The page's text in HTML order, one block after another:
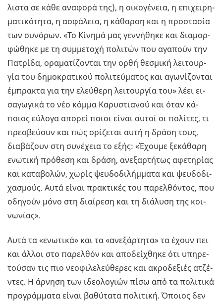
λι­στα σε κάθε ανα­φο­ρά της), η οι­κο­γέ­νεια, η επι­χει­ρη­
μα­τι­κό­τη­τα, η ασφά­λεια, η κά­θαρ­ση και η προ­στα­σία
των συ­νό­ρων. «Το Κί­νη­μά μας γεν­νή­θη­κε και δια­μορ­
φώ­θη­κε με τη συμ­με­το­χή πο­λι­τών που αγα­πούν την
Πα­τρί­δα, ορα­μα­τί­ζο­νται την ορθή θε­σμι­κή λει­τουρ­
γία του δη­μο­κρα­τι­κού πο­λι­τεύ­μα­τος και αγω­νί­ζο­νται
έμπρα­κτα για την ελεύ­θε­ρη λει­τουρ­γία του» λέει ει­
σα­γω­γι­κά το νέο κόμμα Κα­ρυ­στια­νού και όταν κά­
ποιος εύ­λο­γα απο­ρεί ποιοι είναι αυτοί οι πο­λί­τες, τι
πρε­σβεύ­ουν και πώς ορί­ζε­ται αυτή η δράση τους,
δια­βά­ζουν στη συ­νέ­χεια το εξής: «Έχου­με ξε­κά­θα­ρη
ενω­τι­κή πρό­θε­ση και δράση, ανε­ξαρ­τή­τως αφε­τη­ρί­ας
και κα­τα­βο­λών, χωρίς ψευ­δο­δι­λήμ­μα­τα και ψευ­δο­δι­
χα­σμούς. Αυτά είναι πρα­κτι­κές του πα­ρελ­θό­ντος, που
οδη­γούν μόνο στη διαί­ρε­ση και τη διά­λυ­ση της κοι­
νω­νί­ας».
Αυτά τα «ενω­τι­κά» και τα «ανε­ξάρ­τη­τα» τα έχουν πει
και άλλοι στο πα­ρελ­θόν και απο­δεί­χθη­κε ότι υπη­ρε­
τού­σαν τις πιο νε­ο­φι­λε­λεύ­θε­ρες και ακρο­δε­ξιές ατζέ­
ντες. Η άρ­νη­ση των ιδε­ο­λο­γιών πίσω από τα πο­λι­τι­κά
προ­γράμ­μα­τα είναι βα­θύ­τα­τα πο­λι­τι­κή. Όποιος δεν